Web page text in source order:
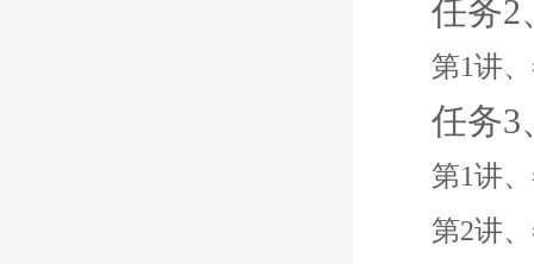
任务2
第1讲
任务3
第1讲
第2讲